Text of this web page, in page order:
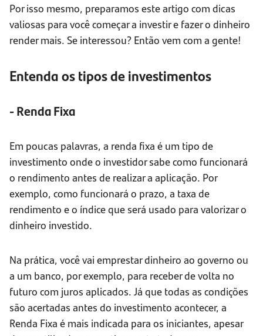
Por isso mesmo, preparamos este artigo com dicas
valiosas para você começar a investir e fazer o dinheiro
render mais. Se interessou? Então vem com a gente!
Entenda os tipos de investimentos
- Renda Fixa
Em poucas palavras, a renda fixa é um tipo de
investimento onde o investidor sabe como funcionará
o rendimento antes de realizar a aplicação. Por
exemplo, como funcionará o prazo, a taxa de
rendimento e o índice que será usado para valorizar o
dinheiro investido.
Na prática, você vai emprestar dinheiro ao governo ou
a um banco, por exemplo, para receber de volta no
futuro com juros aplicados. Já que todas as condições
são acertadas antes do investimento acontecer, a
Renda Fixa é mais indicada para os iniciantes, apesar